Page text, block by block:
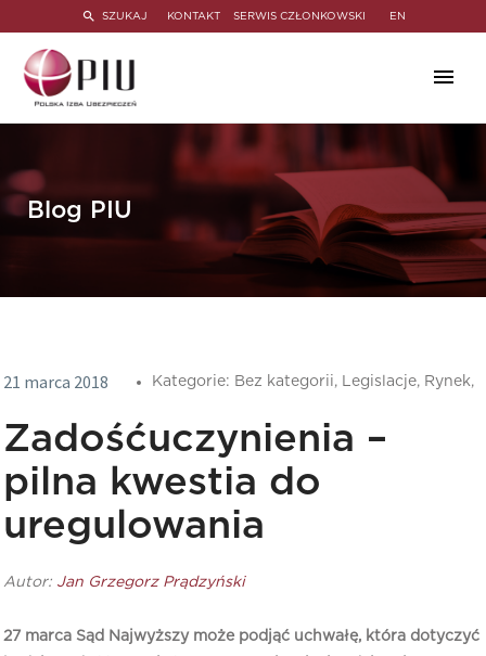
SZUKAJ KONTAKT SERWIS CZŁONKOWSKI EN
Blog PIU
21 marca 2018 Kategorie: Bez kategorii, Legislacje, Rynek,
Zadośćuczynienia –
pilna kwestia do
uregulowania
Autor: Jan Grzegorz Prądzyński
27 marca Sąd Najwyższy może podjąć uchwałę, która dotyczyć